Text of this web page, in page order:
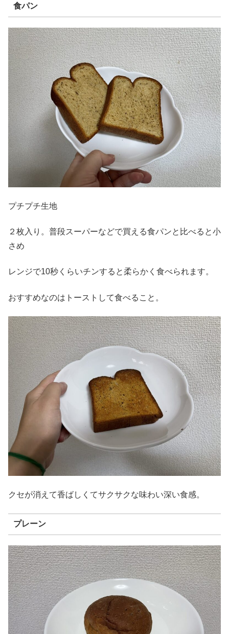
食パン
プチプチ生地
２枚入り。普段スーパーなどで買える食パンと比べると小
さめ
レンジで10秒くらいチンすると柔らかく食べられます。
おすすめなのはトーストして食べること。
クセが消えて香ばしくてサクサクな味わい深い食感。
プレーン